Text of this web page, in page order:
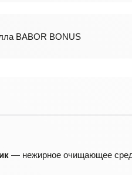
BABOR BONUS
— нежирное очищающее